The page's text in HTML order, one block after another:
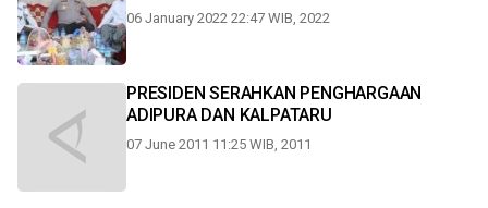
06 January 2022 22:47 WIB, 2022
PRESIDEN SERAHKAN PENGHARGAAN
ADIPURA DAN KALPATARU
07 June 2011 11:25 WIB, 2011